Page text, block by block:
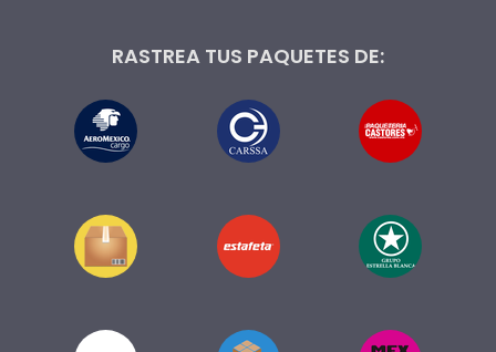
RASTREA TUS PAQUETES DE: